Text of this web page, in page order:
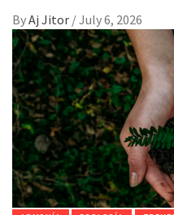
ByAj Jitor /July 6, 2026